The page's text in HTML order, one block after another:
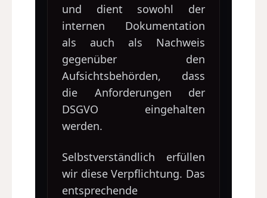
und dient sowohl der
internen Dokumentation
als auch als Nachweis
gegenüber den
Aufsichtsbehörden, dass
die Anforderungen der
DSGVO eingehalten
werden.
Selbstverständlich erfüllen
wir diese Verpflichtung. Das
entsprechende